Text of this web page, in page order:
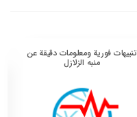
تنبيهات فورية ومعلومات دقيقة عن
منبه الزلازل